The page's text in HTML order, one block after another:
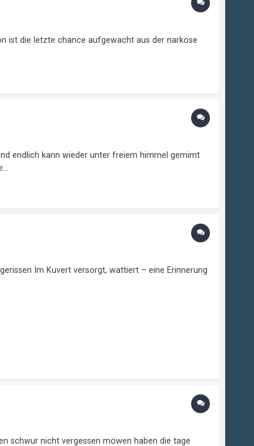
ist die letzte chance aufgewacht aus der narkose
endlich kann wieder unter freiem himmel gemimt
Im Kuvert versorgt, wattiert – eine Erinnerung
schwur nicht vergessen möwen haben die tage